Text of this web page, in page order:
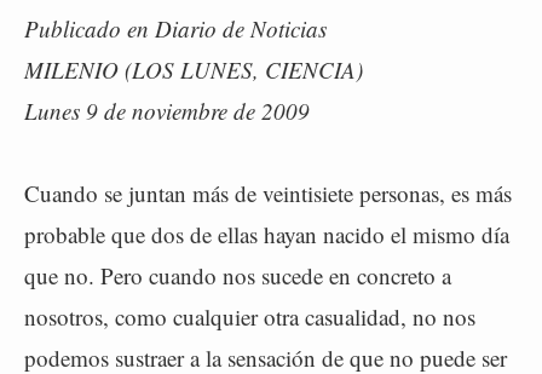
Publicado en Diario de Noticias
MILENIO (LOS LUNES, CIENCIA)
Lunes 9 de noviembre de 2009
Cuando se juntan más de veintisiete personas, es más
probable que dos de ellas hayan nacido el mismo día
que no. Pero cuando nos sucede en concreto a
nosotros, como cualquier otra casualidad, no nos
podemos sustraer a la sensación de que no puede ser